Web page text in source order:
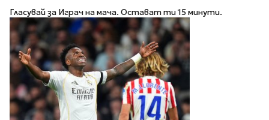
Гласувай за Играч на мача. Остават ти 15 минути.